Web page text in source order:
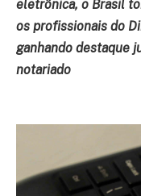
eletrônica, o Brasil
os profissionais do
ganhando destaque
notariado